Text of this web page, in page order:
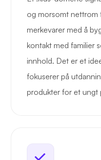
og morsomt nettrom
merkevarer med å
kontakt med familier
innhold. Det er et
fokuserer på
produkter for et ungt